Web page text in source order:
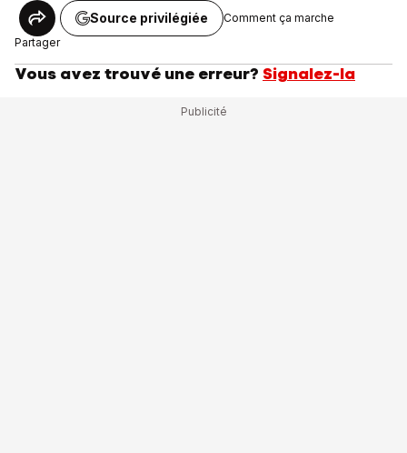
Partager
Source privilégiée Comment ça marche
Vous avez trouvé une erreur? Signalez-la